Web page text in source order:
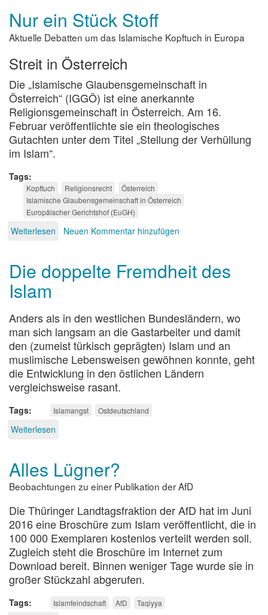
-
was
hilft
Nur ein Stück Stoff
Aktuelle Debatten um das Islamische Kopftuch in Europa
Streit in Österreich
Die „Islamische Glaubensgemeinschaft in
Österreich“ (IGGÖ) ist eine anerkannte
Religionsgemeinschaft in Österreich. Am 16.
Februar veröffentlichte sie ein theologisches
Gutachten unter dem Titel „Stellung der Verhüllung
im Islam“.
Tags
Kopftuch Religionsrecht
Österreich
Islamische Glaubensgemeinschaft in Österreich
Europäischer Gerichtshof (EuGH)
Weiterlesen über
Stoff
Neuen Kommentar hinzufügen
Die doppelte Fremdheit des
Islam
Anders als in den westlichen Bundesländern, wo
man sich langsam an die Gastarbeiter und damit
den (zumeist türkisch geprägten) Islam und an
muslimische Lebensweisen gewöhnen konnte, geht
die Entwicklung in den östlichen Ländern
vergleichsweise rasant.
Tags Islamangst Ostdeutschland
Weiterlesen
Fremdheit
des
Islam
Alles Lügner?
Beobachtungen zu einer Publikation der AfD
Die Thüringer Landtagsfraktion der AfD hat im Juni
2016 eine Broschüre zum Islam veröffentlicht, die in
100 000 Exemplaren kostenlos verteilt werden soll.
Zugleich steht die Broschüre im Internet zum
Download bereit. Binnen weniger Tage wurde sie in
großer Stückzahl abgerufen.
Tags Islamfeindschaft AfD Taqiyya